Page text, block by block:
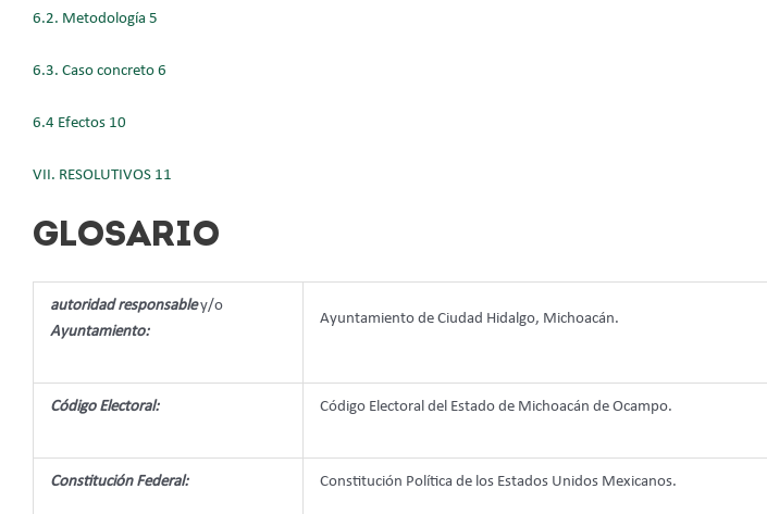
6.2. Metodología 5
6.3. Caso concreto 6
6.4 Efectos 10
VII. RESOLUTIVOS 11
GLOSARIO
autoridad responsabley/o
Ayuntamiento:
Ayuntamiento de Ciudad Hidalgo, Michoacán.
Código Electoral: Código Electoral del Estado de Michoacán de Ocampo.
Constitución Federal: Constitución Política de los Estados Unidos Mexicanos.